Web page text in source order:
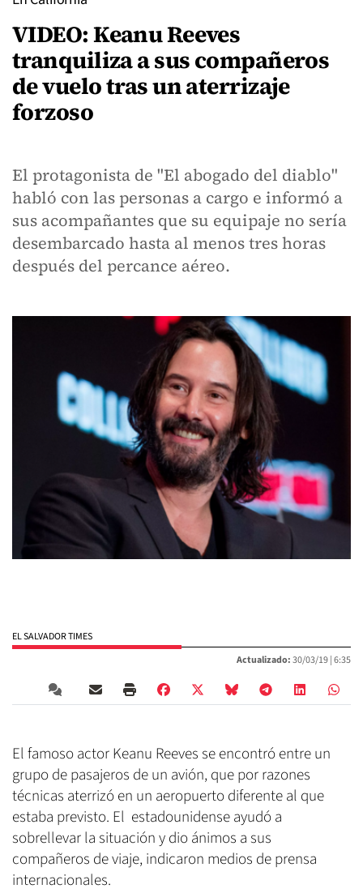
VIDEO: Keanu Reeves
tranquiliza a sus compañeros
de vuelo tras un aterrizaje
forzoso
El protagonista de "El abogado del diablo"
habló con las personas a cargo e informó a
sus acompañantes que su equipaje no sería
desembarcado hasta al menos tres horas
después del percance aéreo.
EL SALVADOR TIMES
Actualizado:30/03/19 |6:35
El famoso actor Keanu Reeves se encontró entre un
grupo de pasajeros de un avión, que por razones
técnicas aterrizó en un aeropuerto diferente al que
estaba previsto. El estadounidense ayudó a
sobrellevar la situación y dio ánimos a sus
compañeros de viaje, indicaron medios de prensa
internacionales.